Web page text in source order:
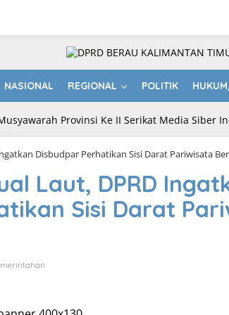
NASIONAL REGIONAL POLITIK
Disbudpar Perhatikan Sisi Darat Pariwisata
Laut, DPRD
Sisi Darat